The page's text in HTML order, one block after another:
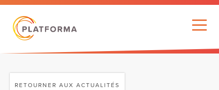
RETOURNER AUX ACTUALITÉS